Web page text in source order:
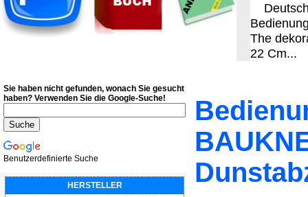
The
22 Cm...
Sie haben nicht gefunden, wonach Sie gesucht
haben? Verwenden Sie die Google-Suche!
Benutzerdefinierte Suche
HERSTELLER